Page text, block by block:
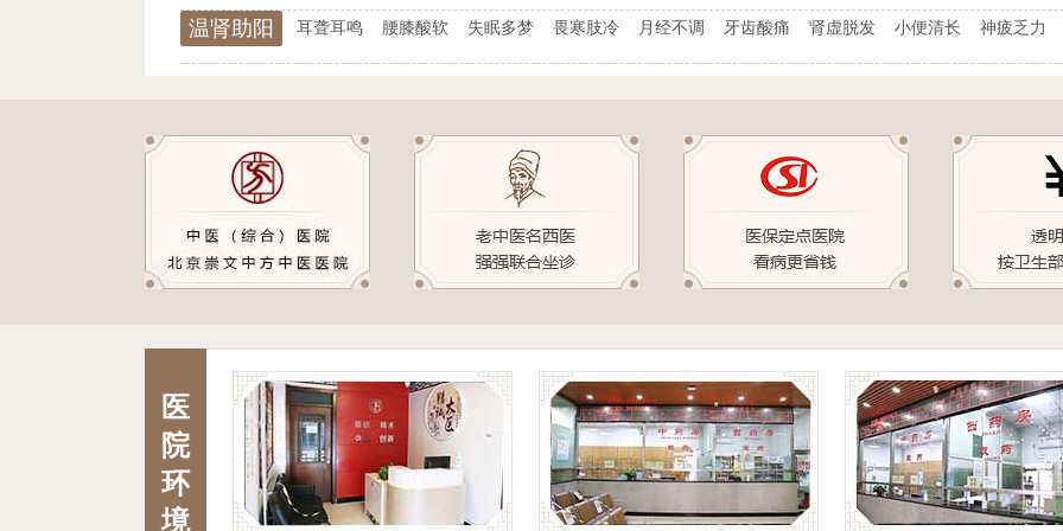
温肾助阳 耳聋耳鸣 腰膝酸软 失眠多梦 畏寒肢冷 月经不调 牙齿酸痛 肾虚脱发 小便清长 神疲乏力
医
院
环
境